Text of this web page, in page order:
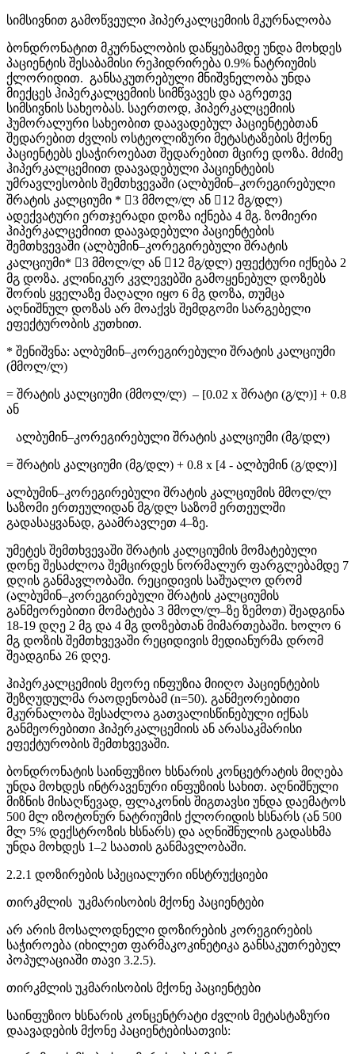
სიმსივნით გამოწვეული ჰიპერკალცემიის მკურნალობა
ბონდრონატით მკურნალობის დაწყებამდე უნდა მოხდეს
პაციენტის შესაბამისი რეჰიდრირება 0.9% ნატრიუმის
ქლორიდით. განსაკუთრებული მნიშვნელობა უნდა
მიექცეს ჰიპერკალცემიის სიმწვავეს და აგრეთვე
სიმსივნის სახეობას. საერთოდ, ჰიპერკალცემიის
ჰუმორალური სახეობით დაავადებულ პაციენტებთან
შედარებით ძვლის ოსტეოლიზური მეტასტაზების მქონე
პაციენტებს ესაჭიროებათ შედარებით მცირე დოზა. მძიმე
ჰიპერკალცემიით დაავადებული პაციენტების
უმრავლესობის შემთხვევაში (ალბუმინ–კორეგირებული
შრატის კალციუმი * 3 მმოლ/ლ ან 12 მგ/დლ)
ადექვატური ერთჯერადი დოზა იქნება 4 მგ. ზომიერი
ჰიპერკალცემიით დაავადებული პაციენტების
შემთხვევაში (ალბუმინ–კორეგირებული შრატის
კალციუმი* 3 მმოლ/ლ ან 12 მგ/დლ) ეფექტური იქნება 2
მგ დოზა. კლინიკურ კვლევებში გამოყენებულ დოზებს
შორის ყველაზე მაღალი იყო 6 მგ დოზა, თუმცა
აღნიშნულ დოზას არ მოაქვს შემდგომი სარგებელი
ეფექტურობის კუთხით.
* შენიშვნა: ალბუმინ–კორეგირებული შრატის კალციუმი
(მმოლ/ლ)
= შრატის კალციუმი (მმოლ/ლ) – [0.02 x შრატი (გ/ლ)] + 0.8
ან
ალბუმინ–კორეგირებული შრატის კალციუმი (მგ/დლ)
= შრატის კალციუმი (მგ/დლ) + 0.8 x [4 - ალბუმინ (გ/დლ)]
ალბუმინ–კორეგირებული შრატის კალციუმის მმოლ/ლ
საზომი ერთეულიდან მგ/დლ საზომ ერთეულში
გადასაყვანად, გაამრავლეთ 4–ზე.
უმეტეს შემთხვევაში შრატის კალციუმის მომატებული
დონე შესაძლოა შემცირდეს ნორმალურ ფარგლებამდე 7
დღის განმავლობაში. რეციდივის საშუალო დრომ
(ალბუმინ–კორეგირებული შრატის კალციუმის
განმეორებითი მომატება 3 მმოლ/ლ–ზე ზემოთ) შეადგინა
18-19 დღე 2 მგ და 4 მგ დოზებთან მიმართებაში. ხოლო 6
მგ დოზის შემთხვევაში რეციდივის მედიანურმა დრომ
შეადგინა 26 დღე.
ჰიპერკალცემიის მეორე ინფუზია მიიღო პაციენტების
შეზღუდულმა რაოდენობამ (n=50). განმეორებითი
მკურნალობა შესაძლოა გათვალისწინებული იქნას
განმეორებითი ჰიპერკალცემიის ან არასაკმარისი
ეფექტურობის შემთხვევაში.
ბონდრონატის საინფუზიო ხსნარის კონცეტრატის მიღება
უნდა მოხდეს ინტრავენური ინფუზიის სახით. აღნიშნული
მიზნის მისაღწევად, ფლაკონის შიგთავსი უნდა დაემატოს
500 მლ იზოტონურ ნატრიუმის ქლორიდის ხსნარს (ან 500
მლ 5% დექსტროზის ხსნარს) და აღნიშნულის გადასხმა
უნდა მოხდეს 1–2 საათის განმავლობაში.
2.2.1 დოზირების სპეციალური ინსტრუქციები
თირკმლის უკმარისობის მქონე პაციენტები
არ არის მოსალოდნელი დოზირების კორეგირების
საჭიროება (იხილეთ ფარმაკოკინეტიკა განსაკუთრებულ
პოპულაციაში თავი 3.2.5).
თირკმლის უკმარისობის მქონე პაციენტები
საინფუზიო ხსნარის კონცენტრატი ძვლის მეტასტაზური
დაავადების მქონე პაციენტებისათვის: